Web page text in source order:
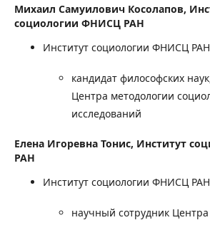
Михаил Самуилович Косолапов,
социологии ФНИСЦ РАН
Институт социологии ФНИСЦ
кандидат философских
Центра методологии
исследований
Елена Игоревна Тонис, Институт
РАН
Институт социологии ФНИСЦ
научный сотрудник